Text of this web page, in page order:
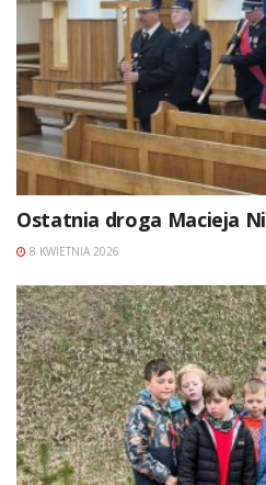
Ostatnia droga Macieja
8 KWIETNIA 2026